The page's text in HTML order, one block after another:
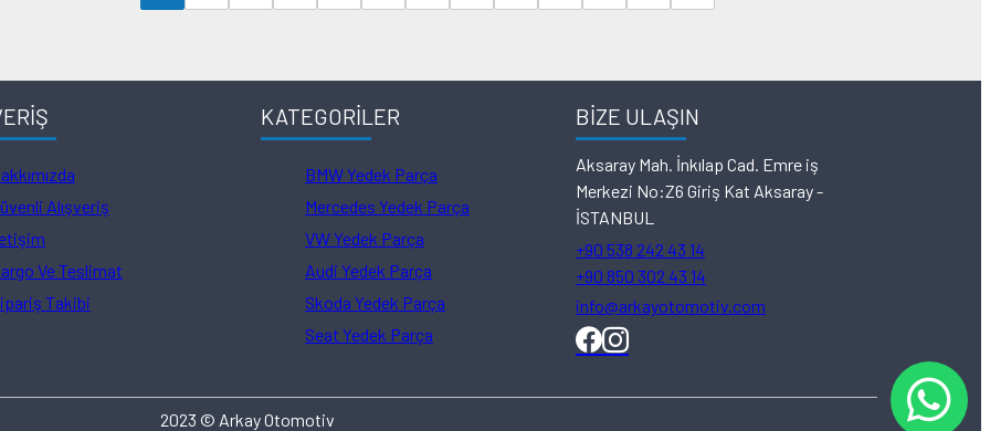
Alışveriş
Ve Teslimat
Takibi
KATEGORİLER
BMW Yedek Parça
Mercedes Yedek Parça
VW Yedek Parça
Audi Yedek Parça
Skoda Yedek Parça
Seat Yedek Parça
BİZE ULAŞIN
Aksaray Mah. İnkılap Cad. Emre iş
Merkezi No:Z6 Giriş Kat Aksaray -
İSTANBUL
+90 538 242 43 14
+90 850 302 43 14
info@arkayotomotiv.com
2023 © Arkay Otomotiv